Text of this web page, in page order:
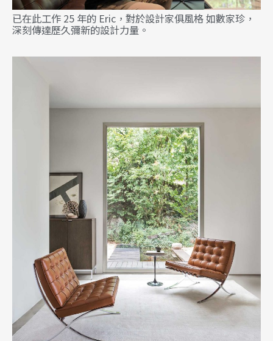
已在此工作 25 年的 Eric，對於設計家俱風格 如數家珍，
深刻傳達歷久彌新的設計力量。